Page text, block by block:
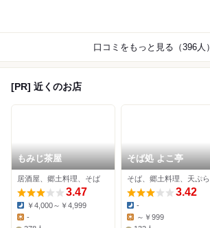
口コミをもっと見る（396人）
[PR] 近くのお店
もみじ茶屋
居酒屋、郷土料理、そば
3.47
Dinner:
￥4,000～￥4,999
-
そば処 よこ亭
そば、郷土料理、天ぷら
3.42
Dinner:
-
～￥999